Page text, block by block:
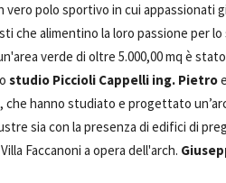
vero polo sportivo in cui appassionati
che alimentino la loro passione per
verde di oltre 5.000,00 mq è
studio Piccioli Cappelli ing. Pietro
, che hanno studiato e progettato
sia con la presenza di edifici di
Faccanoni a opera dell'arch.